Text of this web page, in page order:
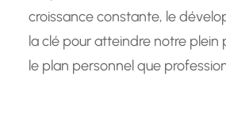
croissance constante, le
la clé pour atteindre notre plein
le plan personnel que